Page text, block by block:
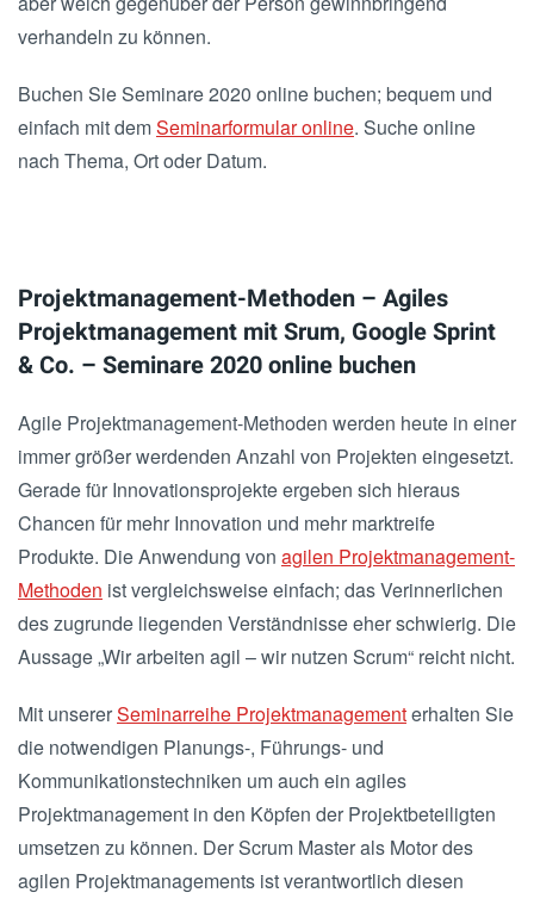
verhandeln zu können.
Buchen Sie Seminare 2020 online buchen; bequem und
einfach mit demSeminarformular online. Suche online
nach Thema, Ort oder Datum.
Projektmanagement-Methoden – Agiles
Projektmanagement mit Srum, Google Sprint
& Co. – Seminare 2020 online buchen
Agile Projektmanagement-Methoden werden heute in einer
immer größer werdenden Anzahl von Projekten eingesetzt.
Gerade für Innovationsprojekte ergeben sich hieraus
Chancen für mehr Innovation und mehr marktreife
Produkte. Die Anwendung von agilen Projektmanagement-
Methoden ist vergleichsweise einfach; das Verinnerlichen
des zugrunde liegenden Verständnisse eher schwierig. Die
Aussage „Wir arbeiten agil – wir nutzen Scrum“ reicht nicht.
Mit unsererSeminarreihe Projektmanagementerhalten Sie
die notwendigen Planungs-, Führungs- und
Kommunikationstechniken um auch ein agiles
Projektmanagement in den Köpfen der Projektbeteiligten
umsetzen zu können. Der Scrum Master als Motor des
agilen Projektmanagements ist verantwortlich diesen